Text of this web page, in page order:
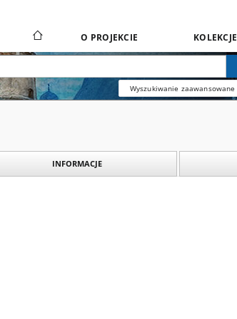
O PROJEKCIE KOLEKCJE
Wyszukiwanie zaawansowane
INFORMACJE